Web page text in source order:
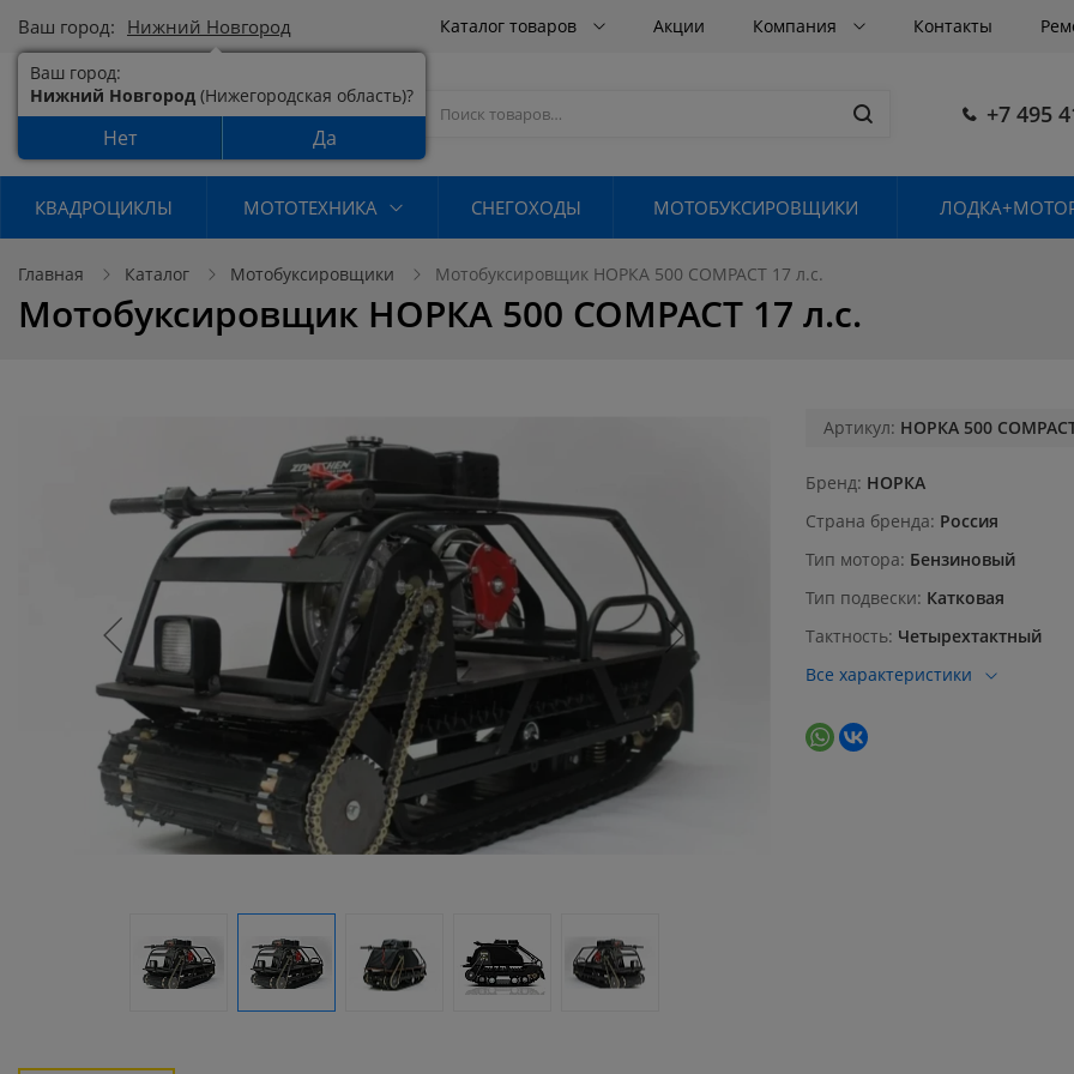
Ваш город: Нижний Новгород
Ваш город:
Нижний Новгород (Нижегородская область)?
Нет Да
Каталог товаров Акции Компания Контакты
+7 495
КВАДРОЦИКЛЫ МОТОТЕХНИКА СНЕГОХОДЫ МОТОБУКСИРОВЩИКИ
Главная Каталог Мотобуксировщики Мотобуксировщик НОРКА 500 COMPACT 17 л.с.
Мотобуксировщик НОРКА 500 COMPACT 17 л.с.
Артикул: НОРКА 500
Бренд НОРКА
Страна бренда Россия
Тип мотора Бензиновый
Тип подвески Катковая
Тактность Четырехтактный
Все характеристики